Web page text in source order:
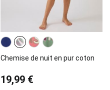
Chemise de nuit en pur coton
19,99 €